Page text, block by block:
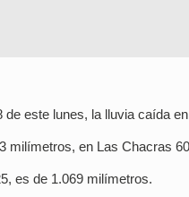
este lunes, la lluvia caída
en Las Chacras
es de 1.069 milímetros.